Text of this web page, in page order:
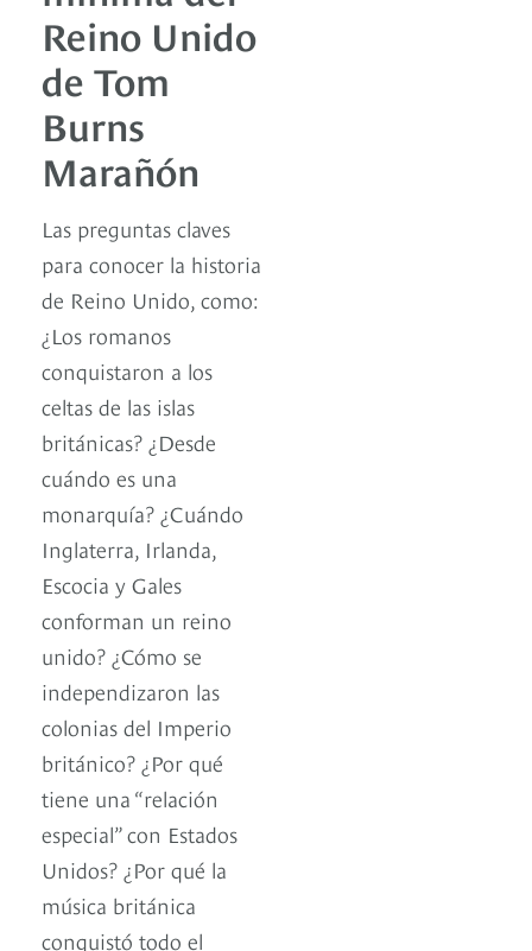
Reino Unido
de Tom
Burns
Marañón
Las preguntas claves
para conocer la historia
de Reino Unido, como:
¿Los romanos
conquistaron a los
celtas de las islas
británicas? ¿Desde
cuándo es una
monarquía? ¿Cuándo
Inglaterra, Irlanda,
Escocia y Gales
conforman un reino
unido? ¿Cómo se
independizaron las
colonias del Imperio
británico? ¿Por qué
tiene una “relación
especial” con Estados
Unidos? ¿Por qué la
música británica
conquistó todo el